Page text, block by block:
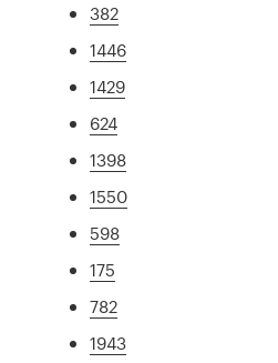
382
1446
1429
624
1398
1550
598
175
782
1943